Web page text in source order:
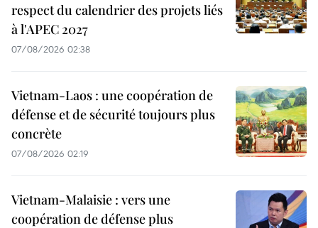
respect du calendrier des projets liés
à l'APEC 2027
07/08/2026 02:38
Vietnam-Laos : une coopération de
défense et de sécurité toujours plus
concrète
07/08/2026 02:19
Vietnam-Malaisie : vers une
coopération de défense plus